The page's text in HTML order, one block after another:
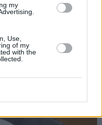
my
Use,
of my
with the
sammen med melis.
smørkrem. Pisk til slutt